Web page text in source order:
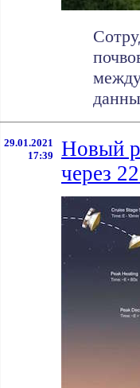
29.01.2021
17:39
Новый
через